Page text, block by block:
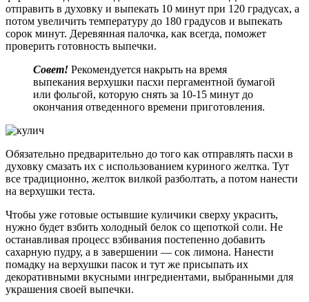
отправить в духовку и выпекать 10 минут при 120 градусах, а
потом увеличить температуру до 180 градусов и выпекать
сорок минут. Деревянная палочка, как всегда, поможет
проверить готовность выпечки.
Совет! Рекомендуется накрыть на время
выпекания верхушки пасхи пергаментной бумагой
или фольгой, которую снять за 10-15 минут до
окончания отведенного времени приготовления.
Обязательно предварительно до того как отправлять пасхи в
духовку смазать их с использованием куриного желтка. Тут
все традиционно, желток вилкой разболтать, а потом нанести
на верхушки теста.
Чтобы уже готовые остывшие куличики сверху украсить,
нужно будет взбить холодный белок со щепоткой соли. Не
останавливая процесс взбивания постепенно добавить
сахарную пудру, а в завершении — сок лимона. Нанести
помадку на верхушки пасок и тут же присыпать их
декоративными вкусными ингредиентами, выбранными для
украшения своей выпечки.